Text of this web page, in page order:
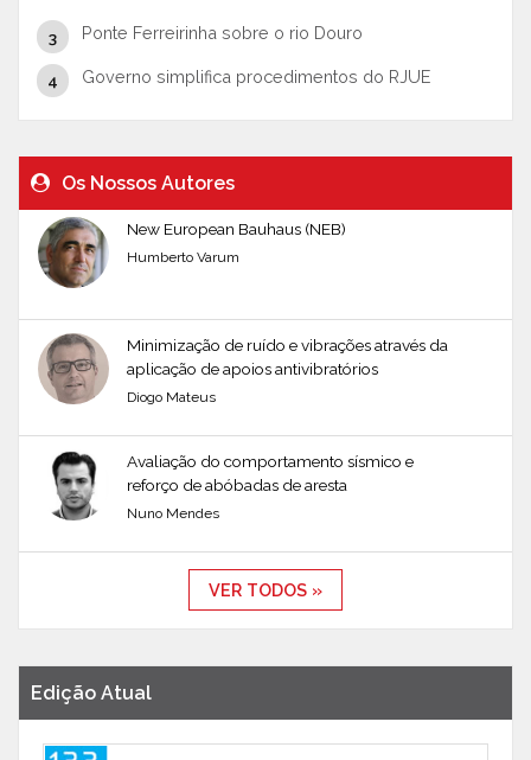
Ponte Ferreirinha sobre o rio Douro
Governo simplifica procedimentos do RJUE
Os Nossos Autores
New European Bauhaus (NEB)
Humberto Varum
Minimização de ruído e vibrações através da
aplicação de apoios antivibratórios
Diogo Mateus
Avaliação do comportamento sísmico e
reforço de abóbadas de aresta
Nuno Mendes
VER TODOS »
Edição Atual